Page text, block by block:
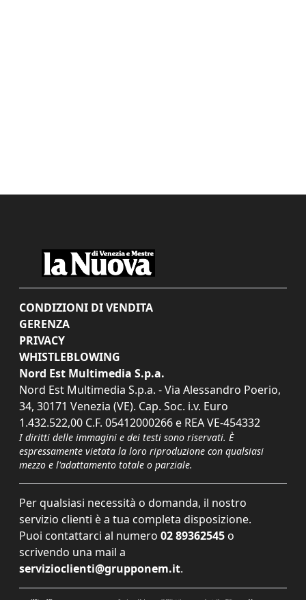
CONDIZIONI DI VENDITA
GERENZA
PRIVACY
WHISTLEBLOWING
Nord Est Multimedia S.p.a.
Nord Est Multimedia S.p.a. - Via Alessandro Poerio,
34, 30171 Venezia (VE). Cap. Soc. i.v. Euro
1.432.522,00 C.F. 05412000266 e REA VE-454332
I diritti delle immagini e dei testi sono riservati. È
espressamente vietata la loro riproduzione con qualsiasi
mezzo e l'adattamento totale o parziale.
Per qualsiasi necessità o domanda, il nostro
servizio clienti è a tua completa disposizione.
Puoi contattarci al numero 02 89362545 o
scrivendo una mail a
servizioclienti@grupponem.it.